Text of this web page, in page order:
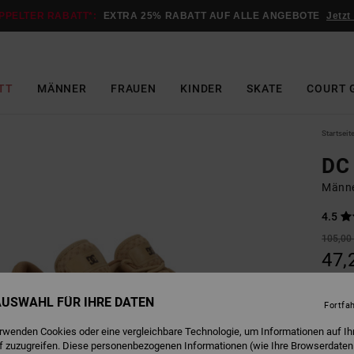
RABATT*: EXTRA 25% RABATT AUF ALLE ANGEBOTE Jetzt
MÄNNER FRAUEN KINDER SKATE COURT
Startseite
4.5
105,00
Farbe
FÜR IHRE DATEN
Cookies oder eine vergleichbare Technologie, um Informationen auf
Diese personenbezogenen Informationen (wie Ihre